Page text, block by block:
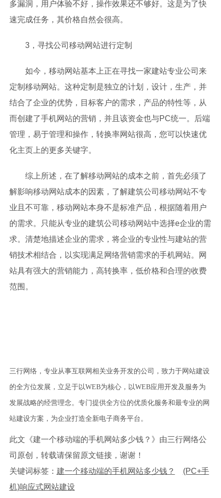
多漏洞，用户体验不好，操作效果还不够好。这是为了快
速完成任务，其价格自然会很高。
3，寻找公司移动网站进行定制
如今，移动网站基本上正在寻找一家建站专业公司来
定制移动网站。这种定制是独立的计划，设计，生产，并
结合了企业的优势，目标客户的需求，产品的特性等，从
而创建了手机网站的营销，并且该资金也与PC统一。后端
管理，易于管理和操作，转换率网站很高，您可以快速优
化主页上的更多关键字。
综上所述，在了解移动网站的成本之前，首先必须了
解影响移动网站成本的因素，了解建筑公司移动网站不专
业且不可靠，移动网站本身不是标准产品，根据随着用户
的需求。只能从专业的建筑公司移动网站中选择e企业的需
求。清楚地描述企业的需求，将企业的专业性与建站的营
销技术相结合，以实现满足网络营销需求的手机网站。网
站具有强大的营销能力，高转换率，低价格和合理的收费
范围。
三行网络，专业从事互联网相关业务开发的公司，致力于网站建设
的全方位发展，立足于以WEB为核心，以WEB应用开发及服务为
发展战略的经营理念。专门提供全方位的优质化服务和最专业的网
站建设方案，为企业打造全新电子商务平台。
此文《建一个移动端的手机网站多少钱？》由三行网络公
司原创，转载请保留原文链接，谢谢！
关键词标签： 建一个移动端的手机网站多少钱？
(PC+手
机)响应式网站建设